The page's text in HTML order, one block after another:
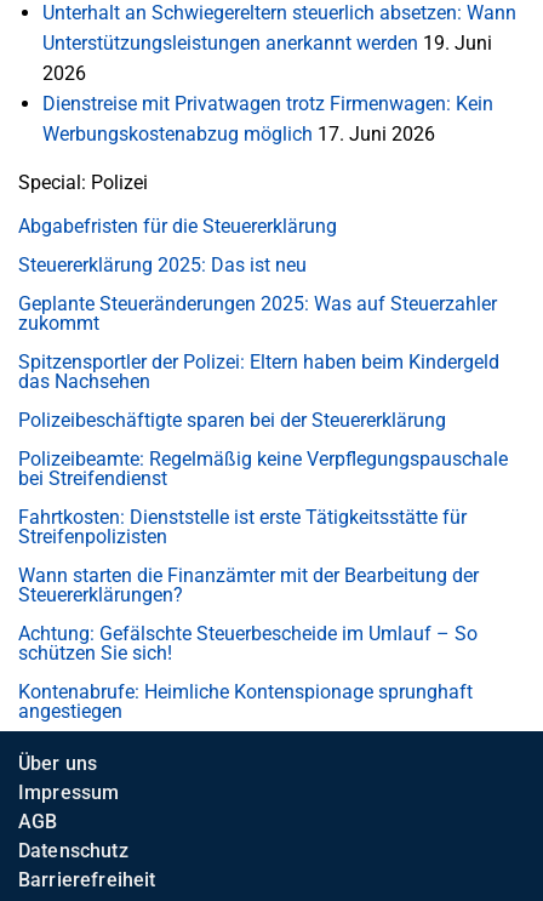
Unterhalt an Schwiegereltern steuerlich absetzen: Wann
Unterstützungsleistungen anerkannt werden 19. Juni
2026
Dienstreise mit Privatwagen trotz Firmenwagen: Kein
Werbungskostenabzug möglich 17. Juni 2026
Special: Polizei
Abgabefristen für die Steuererklärung
Steuererklärung 2025: Das ist neu
Geplante Steueränderungen 2025: Was auf Steuerzahler
zukommt
Spitzensportler der Polizei: Eltern haben beim Kindergeld
das Nachsehen
Polizeibeschäftigte sparen bei der Steuererklärung
Polizeibeamte: Regelmäßig keine Verpflegungspauschale
bei Streifendienst
Fahrtkosten: Dienststelle ist erste Tätigkeitsstätte für
Streifenpolizisten
Wann starten die Finanzämter mit der Bearbeitung der
Steuererklärungen?
Achtung: Gefälschte Steuerbescheide im Umlauf – So
schützen Sie sich!
Kontenabrufe: Heimliche Kontenspionage sprunghaft
angestiegen
Über uns
Impressum
AGB
Datenschutz
Barrierefreiheit